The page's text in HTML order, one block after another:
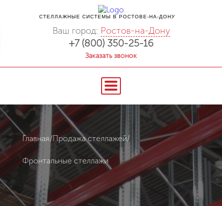
СТЕЛЛАЖНЫЕ СИСТЕМЫ В РОСТОВЕ-НА-ДОНУ
Ваш город: Ростов-на-Дону
+7 (800) 350-25-16
Заказать звонок
Главная/Продажа стеллажей/
Фронтальные стеллажи